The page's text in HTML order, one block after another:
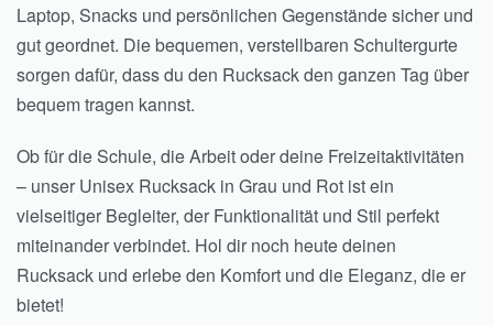
Laptop, Snacks und persönlichen Gegenstände sicher und
gut geordnet. Die bequemen, verstellbaren Schultergurte
sorgen dafür, dass du den Rucksack den ganzen Tag über
bequem tragen kannst.
Ob für die Schule, die Arbeit oder deine Freizeitaktivitäten
– unser Unisex Rucksack in Grau und Rot ist ein
vielseitiger Begleiter, der Funktionalität und Stil perfekt
miteinander verbindet. Hol dir noch heute deinen
Rucksack und erlebe den Komfort und die Eleganz, die er
bietet!